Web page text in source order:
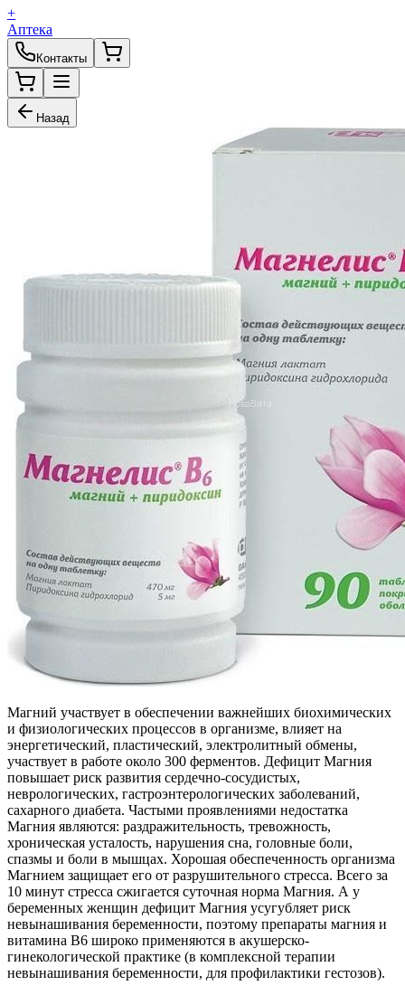
+
Аптека
Контакты
Назад
Магний участвует в обеспечении важнейших биохимических
и физиологических процессов в организме, влияет на
энергетический, пластический, электролитный обмены,
участвует в работе около 300 ферментов. Дефицит Магния
повышает риск развития сердечно-сосудистых,
неврологических, гастроэнтерологических заболеваний,
сахарного диабета. Частыми проявлениями недостатка
Магния являются: раздражительность, тревожность,
хроническая усталость, нарушения сна, головные боли,
спазмы и боли в мышцах. Хорошая обеспеченность организма
Магнием защищает его от разрушительного стресса. Всего за
10 минут стресса сжигается суточная норма Магния. А у
беременных женщин дефицит Магния усугубляет риск
невынашивания беременности, поэтому препараты магния и
витамина В6 широко применяются в акушерско-
гинекологической практике (в комплексной терапии
невынашивания беременности, для профилактики гестозов).